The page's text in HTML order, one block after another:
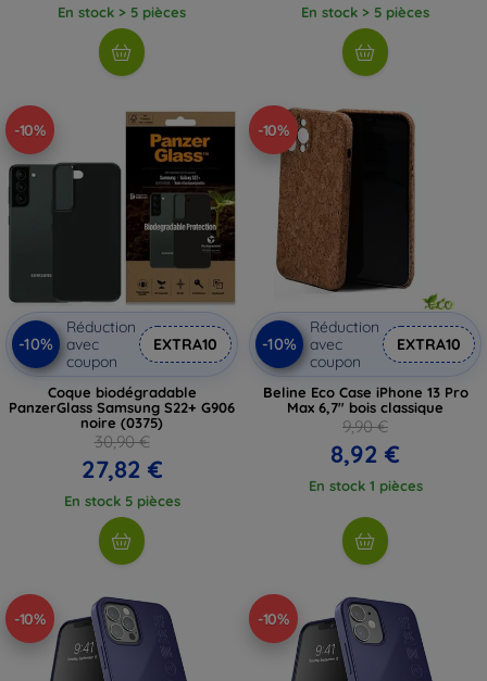
En stock > 5 pièces En stock > 5 pièces
-10%
-10%
Réduction
avec
coupon
EXTRA10
Coque biodégradable
PanzerGlass Samsung S22+ G906
noire (0375)
30,90 €
27,82 €
En stock 5 pièces
-10%
-10%
Réduction
avec
coupon
EXTRA10
Beline Eco Case iPhone 13 Pro
Max 6,7" bois classique
9,90 €
8,92 €
En stock 1 pièces
-10% -10%